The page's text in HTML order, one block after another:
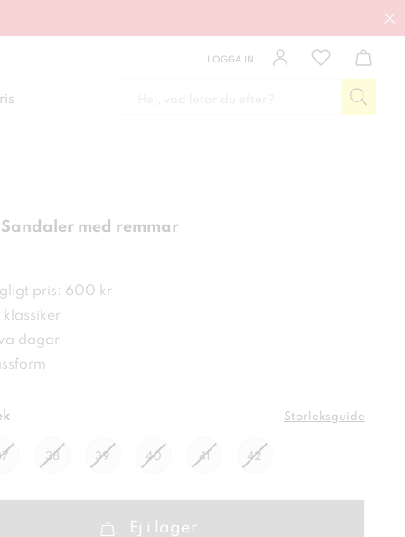
LOGGA IN
Sandaler med remmar
pris: 600 kr
dagar
Storleksguide
38 39 40 41 42
Ej i lager